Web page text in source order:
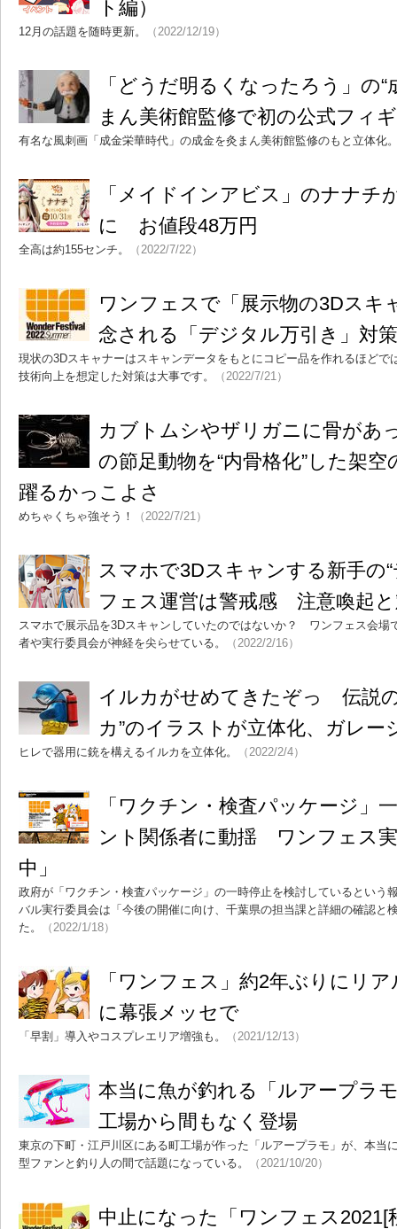
ト編）
12月の話題を随時更新。 （2022/12/19）
「どうだ明るくなったろう」の“
まん美術館監修で初の公式フィ
有名な風刺画「成金栄華時代」の成金を灸まん美術館監修のもと立体化
「メイドインアビス」のナナチ
に お値段48万円
全高は約155センチ。 （2022/7/22）
ワンフェスで「展示物の3Dス
念される「デジタル万引き」対
現状の3Dスキャナーはスキャンデータをもとにコピー品を作れるほどで
技術向上を想定した対策は大事です。
（2022/7/21）
カブトムシやザリガニに骨が
の節足動物を“内骨格化”した架
躍るかっこよさ
めちゃくちゃ強そう！ （2022/7/21）
スマホで3Dスキャンする新手の
フェス運営は警戒感 注意喚起
スマホで展示品を3Dスキャンしていたのではないか？ ワンフェス会場
者や実行委員会が神経を尖らせている。
（2022/2/16）
イルカがせめてきたぞっ 伝説
カ”のイラストが立体化、ガレー
ヒレで器用に銃を構えるイルカを立体化。 （2022/2/4）
「ワクチン・検査パッケージ」
ント関係者に動揺 ワンフェス
中」
政府が「ワクチン・検査パッケージ」の一時停止を検討しているという
バル実行委員会は「今後の開催に向け、千葉県の担当課と詳細の確認と
た。
（2022/1/18）
「ワンフェス」約2年ぶりにリ
に幕張メッセで
「早割」導入やコスプレエリア増強も。 （2021/12/13）
本当に魚が釣れる「ルアープラ
工場から間もなく登場
東京の下町・江戸川区にある町工場が作った「ルアープラモ」が、本当
型ファンと釣り人の間で話題になっている。
（2021/10/20）
中止になった「ワンフェス2021[